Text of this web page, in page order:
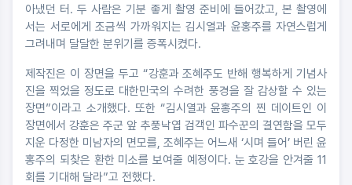
아냈던 터. 두 사람은 기분 좋게 촬영 준비에 들어갔고, 본 촬영에
서는 서로에게 조금씩 가까워지는 김시열과 윤홍주를 자연스럽게
그려내며 달달한 분위기를 증폭시켰다.
제작진은 이 장면을 두고 “강훈과 조혜주도 반해 행복하게 기념사
진을 찍었을 정도로 대한민국의 수려한 풍경을 잘 감상할 수 있는
장면”이라고 소개했다. 또한 “김시열과 윤홍주의 찐 데이트인 이
장면에서 강훈은 주군 앞 추풍낙엽 검객인 파수꾼의 결연함을 모두
지운 다정한 미남자의 면모를, 조혜주는 어느새 ‘시며 들어’ 버린 윤
홍주의 되찾은 환한 미소를 보여줄 예정이다. 눈 호강을 안겨줄 11
회를 기대해 달라”고 전했다.